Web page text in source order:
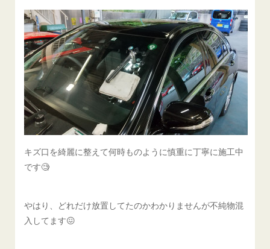
キズ口を綺麗に整えて何時ものように慎重に丁寧に施工中
です🧐
やはり、どれだけ放置してたのかわかりませんが不純物混
入してます😖